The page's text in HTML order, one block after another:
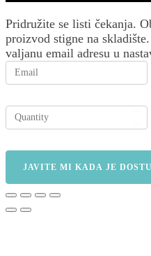
Pridružite se listi čekanja.
proizvod stigne na
valjanu email adresu u
JAVITE MI KADA JE